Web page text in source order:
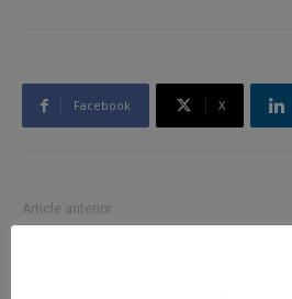
Facebook X
Article anterior